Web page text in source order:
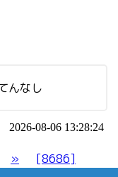
んなし
2026-08-06 13:28:24
» [8686]